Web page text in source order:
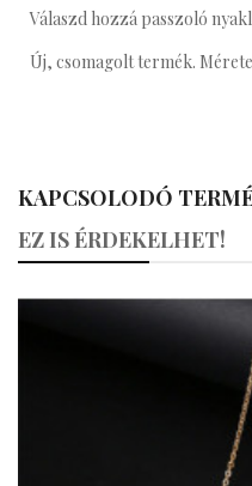
Válaszd hozzá passzoló
Új, csomagolt termék.
KAPCSOLODÓ
EZ IS ÉRDEKELHET!